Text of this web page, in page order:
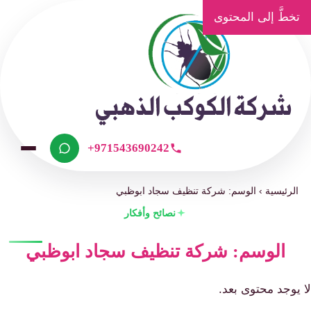
تخطَّ إلى المحتوى
+971543690242
الرئيسية ›الوسم: شركة تنظيف سجاد ابوظبي
نصائح وأفكار
الوسم: شركة تنظيف سجاد ابوظبي
لا يوجد محتوى بعد.